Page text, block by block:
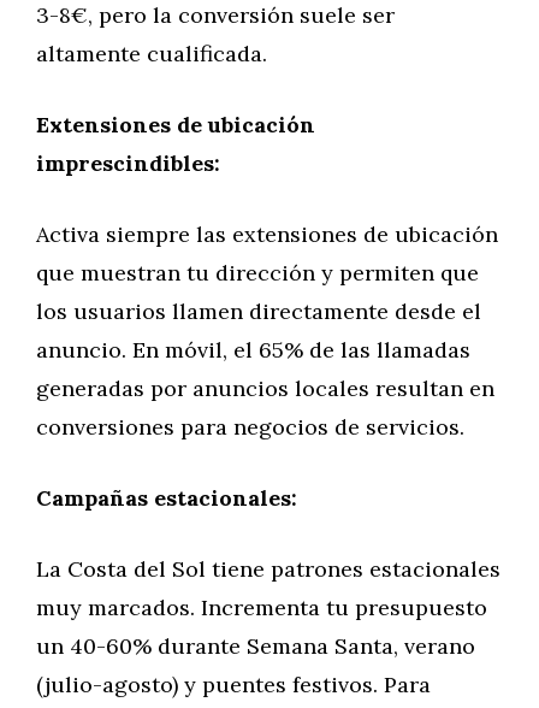
3-8€, pero la conversión suele ser
altamente cualificada.
Extensiones de ubicación
imprescindibles:
Activa siempre las extensiones de ubicación
que muestran tu dirección y permiten que
los usuarios llamen directamente desde el
anuncio. En móvil, el 65% de las llamadas
generadas por anuncios locales resultan en
conversiones para negocios de servicios.
Campañas estacionales:
La Costa del Sol tiene patrones estacionales
muy marcados. Incrementa tu presupuesto
un 40-60% durante Semana Santa, verano
(julio-agosto) y puentes festivos. Para